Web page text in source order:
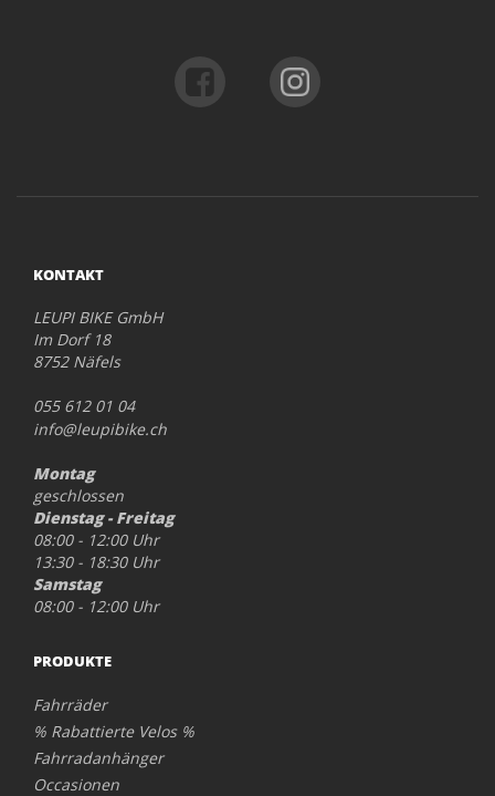
KONTAKT
LEUPI BIKE GmbH
Im Dorf 18
8752 Näfels
055 612 01 04
info@leupibike.ch
Montag
geschlossen
Dienstag - Freitag
08:00 - 12:00 Uhr
13:30 - 18:30 Uhr
Samstag
08:00 - 12:00 Uhr
PRODUKTE
Fahrräder
% Rabattierte Velos %
Fahrradanhänger
Occasionen